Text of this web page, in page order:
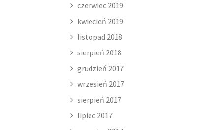
czerwiec 2019
kwiecień 2019
listopad 2018
sierpień 2018
grudzień 2017
wrzesień 2017
sierpień 2017
lipiec 2017